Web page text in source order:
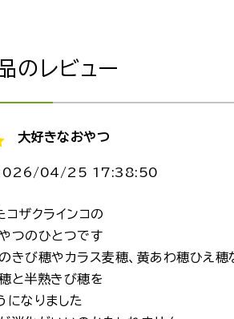
のレビュー
大好きなおやつ
04/25 17:38:50
コザクラインコの
つのひとつです
きび穂やカラス麦穂、黄あわ穂ひえ
と半熟きび穂を
になりました